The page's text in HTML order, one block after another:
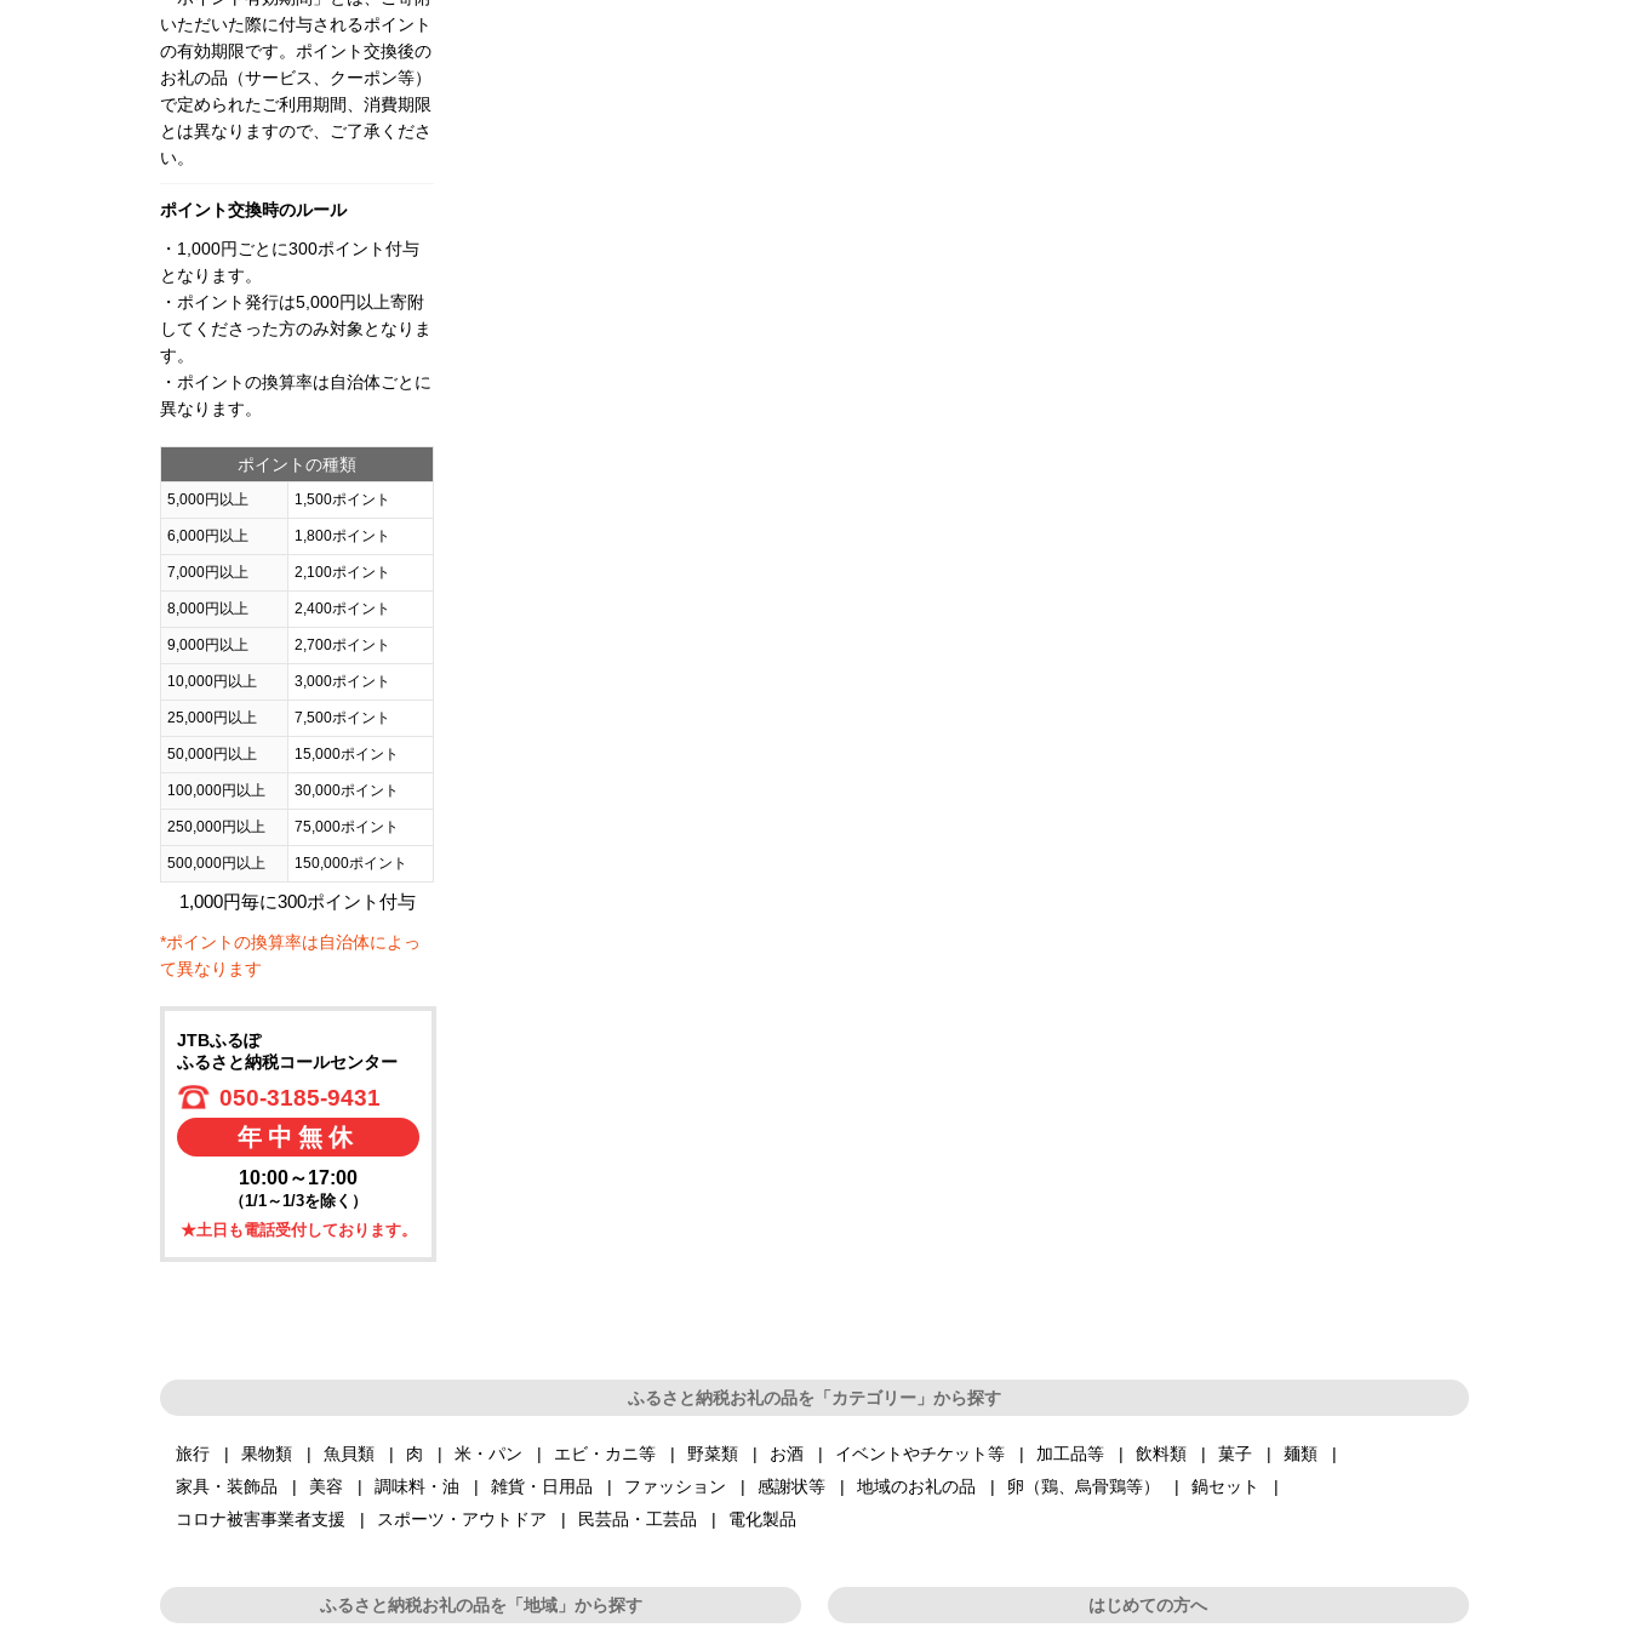
いただいた際に付与されるポイント
の有効期限です。ポイント交換後の
お礼の品（サービス、クーポン等）
で定められたご利用期間、消費期限
とは異なりますので、ご了承くださ
い。
ポイント交換時のルール
・1,000円ごとに300ポイント付与
となります。
・ポイント発行は5,000円以上寄附
してくださった方のみ対象となりま
す。
・ポイントの換算率は自治体ごとに
異なります。
ポイントの種類
5,000円以上 1,500ポイント
6,000円以上 1,800ポイント
7,000円以上 2,100ポイント
8,000円以上 2,400ポイント
9,000円以上 2,700ポイント
10,000円以上 3,000ポイント
25,000円以上 7,500ポイント
50,000円以上 15,000ポイント
100,000円以上 30,000ポイント
250,000円以上 75,000ポイント
500,000円以上 150,000ポイント
1,000円毎に300ポイント付与
*ポイントの換算率は自治体によっ
て異なります
JTBふるぽ
ふるさと納税コールセンター
050-3185-9431
年中無休
10:00～17:00
（1/1～1/3を除く）
★土日も電話受付しております。
ふるさと納税お礼の品を「カテゴリー」から探す
旅行 果物類 魚貝類 肉 米・パン エビ・カニ等 野菜類 お酒 イベントやチケット等 加工品等 飲料類 菓子
麺類
家具・装飾品
美容 調味料・油 雑貨・日用品 ファッション 感謝状等 地域のお礼の品 卵（鶏、烏骨鶏等）
鍋セット
コロナ被害事業者支援
スポーツ・アウトドア 民芸品・工芸品 電化製品
ふるさと納税お礼の品を「地域」から探す はじめての方へ